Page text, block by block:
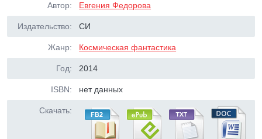
Автор: Евгения Федорова
Издательство: СИ
Жанр: Космическая фантастика
Год: 2014
ISBN: нет данных
Скачать: